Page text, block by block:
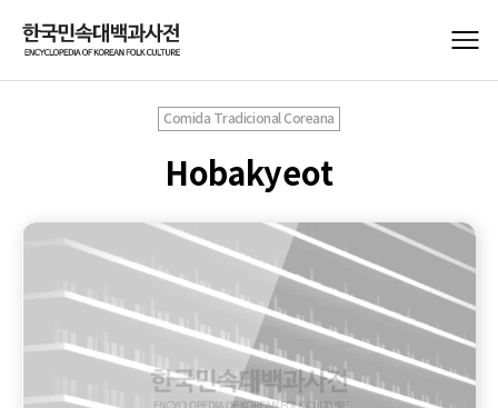
Comida Tradicional Coreana
Hobakyeot